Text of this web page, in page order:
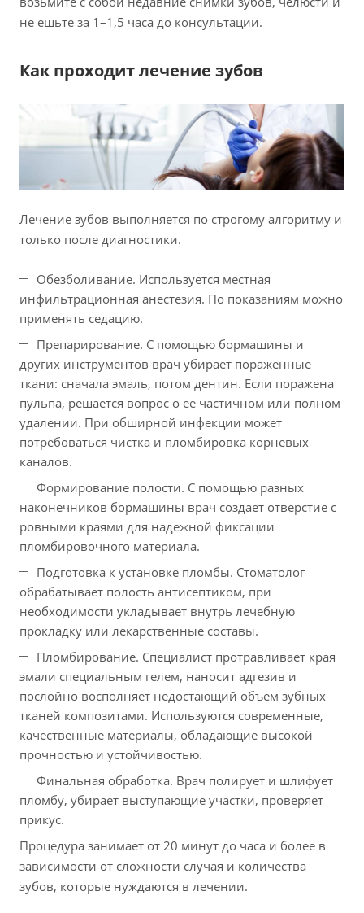
не ешьте за 1–1,5 часа до консультации.
Как проходит лечение зубов
Лечение зубов выполняется по строгому алгоритму и
только после диагностики.
Обезболивание. Используется местная
инфильтрационная анестезия. По показаниям можно
применять седацию.
Препарирование. С помощью бормашины и
других инструментов врач убирает пораженные
ткани: сначала эмаль, потом дентин. Если поражена
пульпа, решается вопрос о ее частичном или полном
удалении. При обширной инфекции может
потребоваться чистка и пломбировка корневых
каналов.
Формирование полости. С помощью разных
наконечников бормашины врач создает отверстие с
ровными краями для надежной фиксации
пломбировочного материала.
Подготовка к установке пломбы. Стоматолог
обрабатывает полость антисептиком, при
необходимости укладывает внутрь лечебную
прокладку или лекарственные составы.
Пломбирование. Специалист протравливает края
эмали специальным гелем, наносит адгезив и
послойно восполняет недостающий объем зубных
тканей композитами. Используются современные,
качественные материалы, обладающие высокой
прочностью и устойчивостью.
Финальная обработка. Врач полирует и шлифует
пломбу, убирает выступающие участки, проверяет
прикус.
Процедура занимает от 20 минут до часа и более в
зависимости от сложности случая и количества
зубов, которые нуждаются в лечении.